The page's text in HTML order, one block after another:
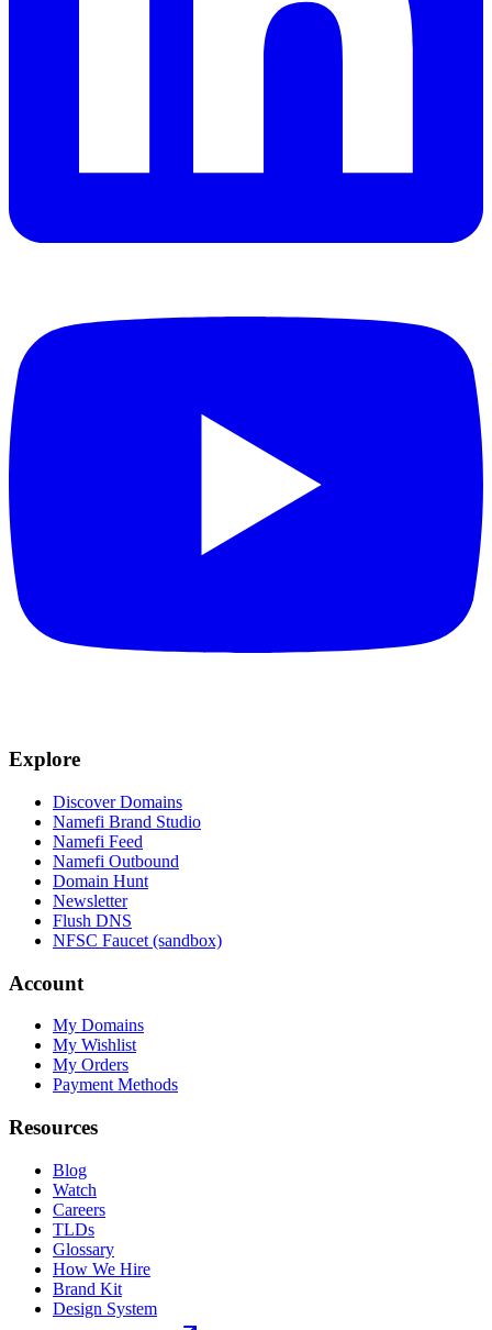
Explore
Discover Domains
Namefi Brand Studio
Namefi Feed
Namefi Outbound
Domain Hunt
Newsletter
Flush DNS
NFSC Faucet (sandbox)
Account
My Domains
My Wishlist
My Orders
Payment Methods
Resources
Blog
Watch
Careers
TLDs
Glossary
How We Hire
Brand Kit
Design System